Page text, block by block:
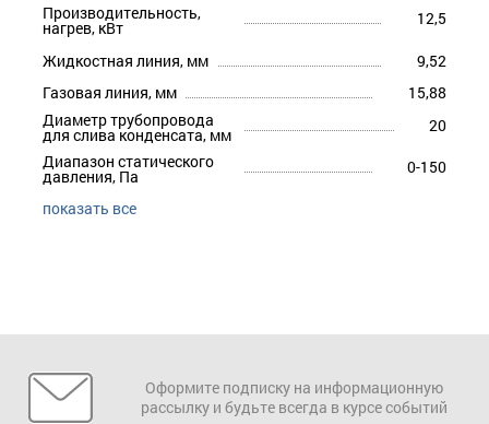
Производительность,
нагрев, кВт 12,5
Жидкостная линия, мм
9,52
Газовая линия, мм
15,88
Диаметр трубопровода
для слива конденсата, мм
20
Диапазон статического
давления, Па 0-150
показать все
Оформите подписку на информационную
рассылку и будьте всегда в курсе событий